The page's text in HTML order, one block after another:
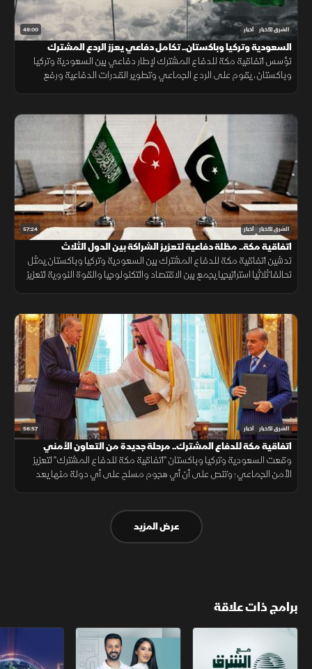
49:00 الشرق للأخبار أخبار
السعودية وتركيا وباكستان.. تكامل دفاعي يعزز الردع المشترك
تؤسس اتفاقية مكة للدفاع المشترك لإطار دفاعي بين السعودية وتركيا
وباكستان، يقوم على الردع الجماعي وتطوير القدرات الدفاعية ورفع
57:24 الشرق للأخبار أخبار
اتفاقية مكة.. مظلة دفاعية لتعزيز الشراكة بين الدول الثلاث
تدشين اتفاقية مكة للدفاع المشترك بين السعودية وتركيا وباكستان يمثل
تحالفا ثلاثيا استراتيجيا يجمع بين الاقتصاد والتكنولوجيا والقوة النووية لتعزيز
56:57 الشرق للأخبار أخبار
اتفاقية مكة للدفاع المشترك.. مرحلة جديدة من التعاون الأمني
وقعت السعودية وتركيا وباكستان "اتفاقية مكة للدفاع المشترك" لتعزيز
الأمن الجماعي؛ وتنص على أن أي هجوم مسلح على أي دولة منها يعد
عرض المزيد
برامج ذات علاقة
مع الشرق الأوسط الخبر الآخر تقارير الشرق